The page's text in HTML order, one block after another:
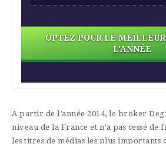
OPTEZ POUR LE
L'ANNÉE
A partir de l’année 2014, le broker
niveau de la France et n’a pas cessé
les titres de médias les plus importants